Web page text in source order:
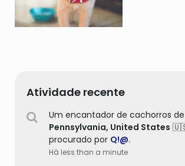
Atividade recente
Um encantador de cachorros de
Pennsylvania, United States
procurado por Q!@.
Há less than a minute